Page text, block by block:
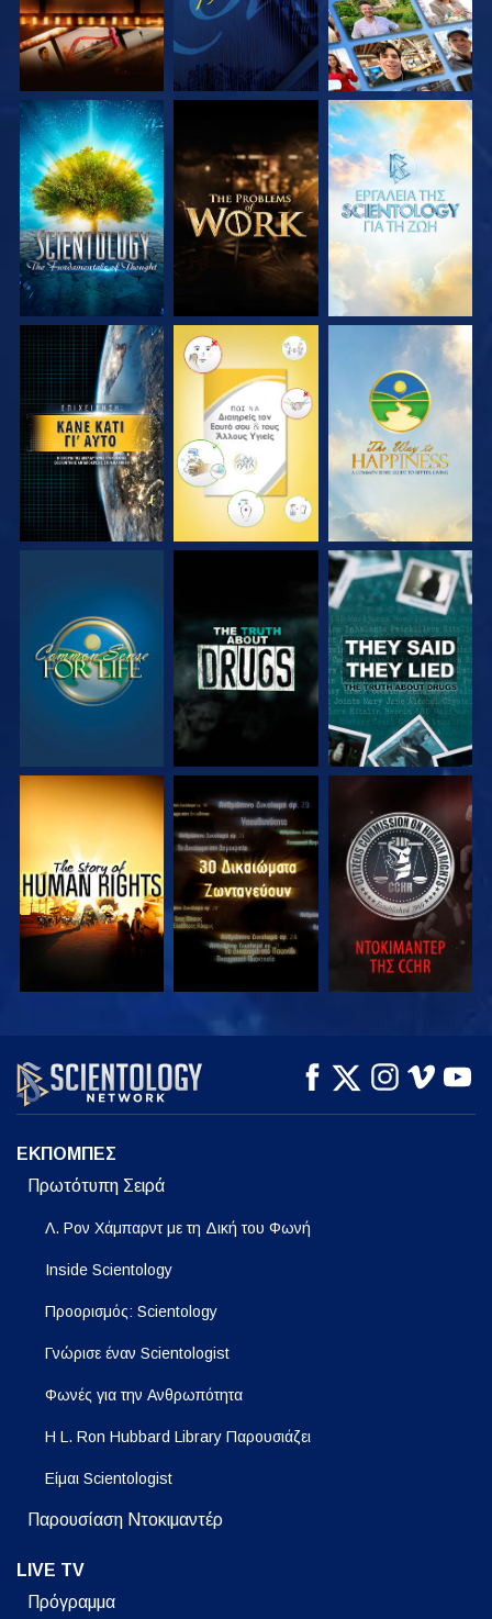
ΕΞΕΡΕΥΝΗΣΤΕ ΤΗ
ΣΕΙΡΑ
ΕΞΕΡΕΥΝΗΣΤΕ ΤΗ
ΣΕΙΡΑ
ΕΞΕΡΕΥΝΗΣΤΕ ΤΗ
ΣΕΙΡΑ
ΠΑΡΑΚΟΛΟΥΘΗΣΤΕ ΠΑΡΑΚΟΛΟΥΘΗΣΤΕ ΠΑΡΑΚΟΛΟΥΘΗΣΤΕ
ΠΑΡΑΚΟΛΟΥΘΗΣΤΕ ΠΑΡΑΚΟΛΟΥΘΗΣΤΕ ΠΑΡΑΚΟΛΟΥΘΗΣΤΕ
ΠΑΡΑΚΟΛΟΥΘΗΣΤΕ ΠΑΡΑΚΟΛΟΥΘΗΣΤΕ ΠΑΡΑΚΟΛΟΥΘΗΣΤΕ
ΠΑΡΑΚΟΛΟΥΘΗΣΤΕ ΠΑΡΑΚΟΛΟΥΘΗΣΤΕ
ΕΞΕΡΕΥΝΗΣΤΕ ΤΗ
ΣΕΙΡΑ
ΕΚΠΟΜΠΕΣ
Πρωτότυπη Σειρά
Λ. Ρον Χάμπαρντ με τη Δική του Φωνή
Inside Scientology
Προορισμός: Scientology
Γνώρισε έναν Scientologist
Φωνές για την Ανθρωπότητα
Η L. Ron Hubbard Library Παρουσιάζει
Είμαι Scientologist
Παρουσίαση Ντοκιμαντέρ
LIVE TV
Πρόγραμμα